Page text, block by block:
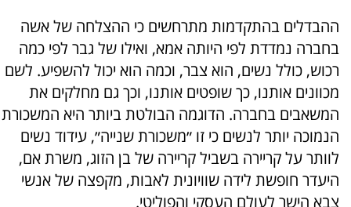
ההבדלים בהתקדמות מתרחשים כי ההצלחה של אשה
בחברה נמדדת לפי היותה אמא, ואילו של גבר לפי כמה
רכוש, כולל נשים, הוא צבר, וכמה הוא יכול להשפיע. לשם
מכוונים אותנו, כך שופטים אותנו, וכך גם מחלקים את
המשאבים בחברה. הדוגמה הבולטת ביותר היא המשכורת
הנמוכה יותר לנשים כי זו ״משכורת שנייה״, עידוד נשים
לוותר על קריירה בשביל קריירה של בן הזוג, משרת אם,
היעדר חופשת לידה שוויונית לאבות, מקפצה של אנשי
צבא הישר לעולם העסקי והפוליטי.